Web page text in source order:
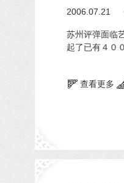
2006.07.21
苏州评弹面临
起了已有４０
查看更多